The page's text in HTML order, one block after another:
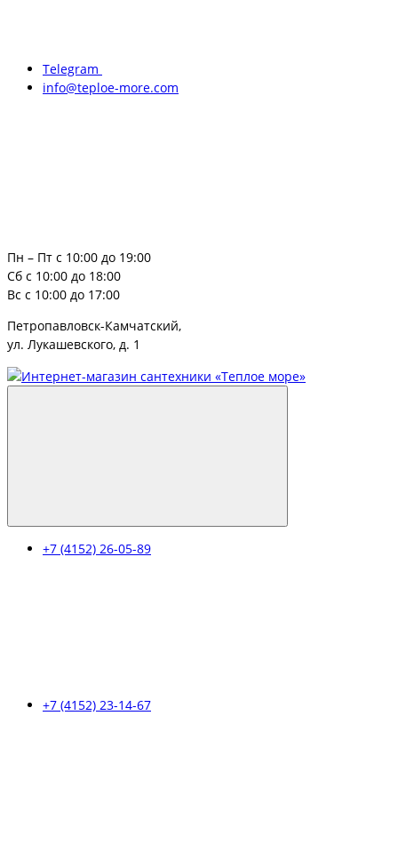
Telegram
info@teploe-more.com
Пн – Пт с 10:00 до 19:00
Сб с 10:00 до 18:00
Вс с 10:00 до 17:00
Петропавловск-Камчатский,
ул. Лукашевского, д. 1
+7 (4152) 26-05-89
+7 (4152) 23-14-67